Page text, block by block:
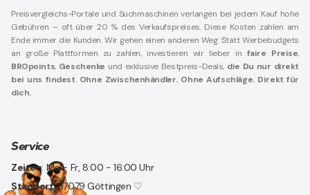
Preisvergleichs-Portale und Suchmaschinen verlangen bei jedem Kauf hohe
Gebühren – oft über 20 % des Verkaufspreises. Diese Kosten zahlen am
Ende immer die Kunden. Wir gehen einen anderen Weg: Statt Werbebudgets
an große Plattformen zu zahlen, investieren wir lieber in faire Preise,
BROpoints, Geschenke und exklusive Bestpreis-Deals, die Du nur direkt
bei uns findest. Ohne Zwischenhändler. Ohne Aufschläge. Direkt für
dich.
Service
Zeiten: Mo - Fr, 8:00 - 16:00 Uhr
Standort: 37079 Göttingen ♡